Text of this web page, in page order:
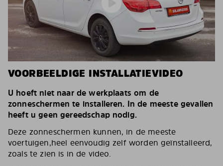
VOORBEELDIGE INSTALLATIEVIDEO
U hoeft niet naar de werkplaats om de
zonneschermen te installeren. In de meeste gevallen
heeft u geen gereedschap nodig.
Deze zonneschermen kunnen, in de meeste
voertuigen,heel eenvoudig zelf worden geïnstalleerd,
zoals te zien is in de video.